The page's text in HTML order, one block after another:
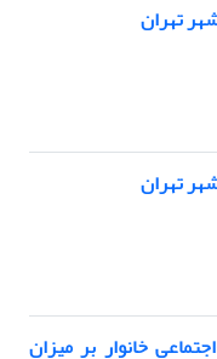
تهران
تهران
خانوار بر میزان